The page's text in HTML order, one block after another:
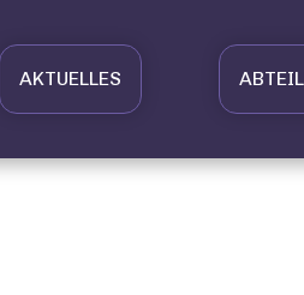
AKTUELLES